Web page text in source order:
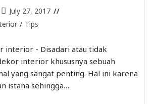
July 27, 2017
/ Tips
interior - Disadari atau tidak
interior khususnya sebuah
yang sangat penting. Hal ini karena
istana sehingga…